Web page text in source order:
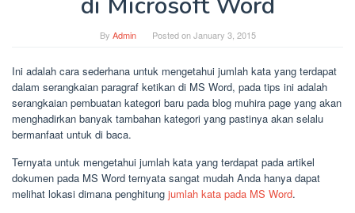
By Admin Posted onJanuary 3, 2015
Ini adalah cara sederhana untuk mengetahui jumlah kata yang terdapat
dalam serangkaian paragraf ketikan di MS Word, pada tips ini adalah
serangkaian pembuatan kategori baru pada blog muhira page yang akan
menghadirkan banyak tambahan kategori yang pastinya akan selalu
bermanfaat untuk di baca.
Ternyata untuk mengetahui jumlah kata yang terdapat pada artikel
dokumen pada MS Word ternyata sangat mudah Anda hanya dapat
melihat lokasi dimana penghitung jumlah kata pada MS Word.